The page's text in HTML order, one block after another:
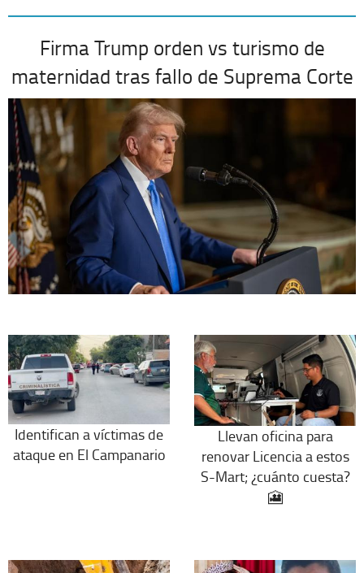
Firma Trump orden vs turismo de
maternidad tras fallo de Suprema Corte
Identifican a víctimas de
ataque en El Campanario
Llevan oficina para
renovar Licencia a estos
S-Mart; ¿cuánto cuesta?
🎦